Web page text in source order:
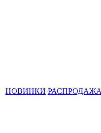
НОВИНКИ РАСПРОДАЖА